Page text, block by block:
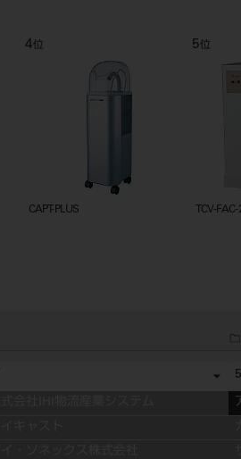
4位
CAPT-PLUS
5位
TCV-